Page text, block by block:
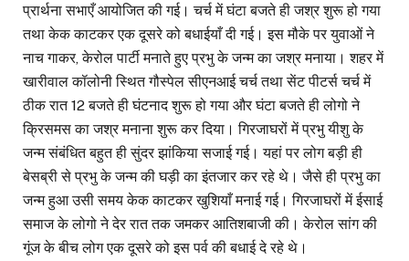
प्रार्थना सभाएँ आयोजित की गई। चर्च में घंटा बजते ही जश्र शुरू हो गया
तथा केक काटकर एक दूसरे को बधाईयाँ दी गई। इस मौके पर युवाओं ने
नाच गाकर, केरोल पार्टी मनाते हुए प्रभु के जन्म का जश्र मनाया। शहर में
खारीवाल कॉलोनी स्थित गौस्पेल सीएनआई चर्च तथा सेंट पीटर्स चर्च में
ठीक रात 12 बजते ही घंटनाद शुरू हो गया और घंटा बजते ही लोगो ने
क्रिसमस का जश्र मनाना शुरू कर दिया। गिरजाघरों में प्रभु यीशु के
जन्म संबंधित बहुत ही सुंदर झांकिया सजाई गई। यहां पर लोग बड़ी ही
बेसब्री से प्रभु के जन्म की घड़ी का इंतजार कर रहे थे। जैसे ही प्रभु का
जन्म हुआ उसी समय केक काटकर खुशियाँ मनाई गई। गिरजाघरों में ईसाई
समाज के लोगो ने देर रात तक जमकर आतिशबाजी की। केरोल सांग की
गूंज के बीच लोग एक दूसरे को इस पर्व की बधाई दे रहे थे।